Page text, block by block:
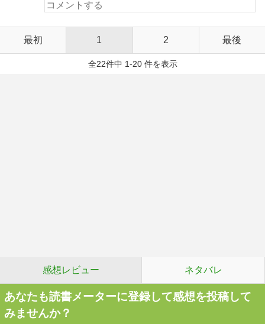
最初 1 2 最後
全22件中 1-20 件を表示
感想レビュー ネタバレ
あなたも読書メーターに登録して感想を投稿して
みませんか？